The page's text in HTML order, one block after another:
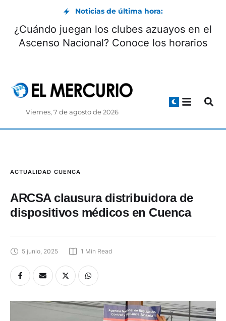
Noticias de última hora:
¿Cuándo juegan los clubes azuayos en el
Ascenso Nacional? Conoce los horarios
Viernes, 7 de agosto de 2026
ACTUALIDAD CUENCA
ARCSA clausura distribuidora de
dispositivos médicos en Cuenca
5 junio, 2025 1 Min Read